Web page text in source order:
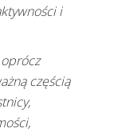
i
częścią